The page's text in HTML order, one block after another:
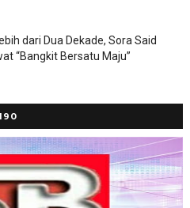
dari Dua Dekade, Sora Said
“Bangkit Bersatu Maju”